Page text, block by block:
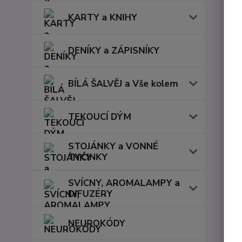
KARTY a KNIHY
DENÍKY a ZÁPISNÍKY
BÍLÁ ŠALVĚJ a Vše kolem
TEKOUCÍ DÝM
STOJÁNKY a VONNÉ
TYČINKY
SVÍCNY, AROMALAMPY a
DIFUZÉRY
NEUROKÓDY